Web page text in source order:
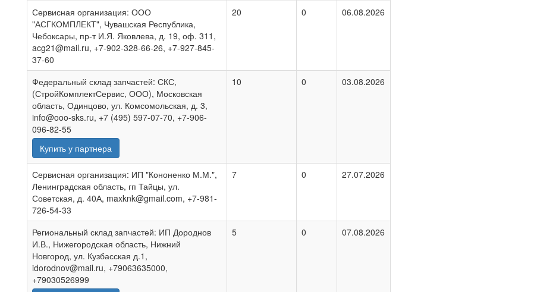
Сервисная организация: ООО
"АСГКОМПЛЕКТ", Чувашская Республика,
Чебоксары, пр-т И.Я. Яковлева, д. 19, оф. 311,
acg21@mail.ru, +7-902-328-66-26, +7-927-845-
37-60
20 0 06.08.2026
Федеральный склад запчастей: СКС,
(СтройКомплектСервис, ООО), Московская
область, Одинцово, ул. Комсомольская, д. 3,
info@ooo-sks.ru, +7 (495) 597-07-70, +7-906-
096-82-55
Купить у партнера
10 0 03.08.2026
Сервисная организация: ИП "Кононенко М.М.",
Ленинградская область, гп Тайцы, ул.
Советская, д. 40А, maxknk@gmail.com, +7-981-
726-54-33
7 0 27.07.2026
Региональный склад запчастей: ИП Дороднов
И.В., Нижегородская область, Нижний
Новгород, ул. Кузбасская д.1,
idorodnov@mail.ru, +79063635000,
+79030526999
5 0 07.08.2026